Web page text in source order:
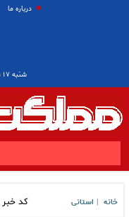
درباره ما
شنبه ۱۷ مرداد ۱۴۰۵
خانه استانی کد خبر